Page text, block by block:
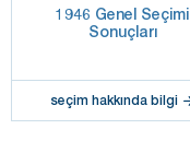
1946 Genel Seçimi
Sonuçları
seçim hakkında bilgi